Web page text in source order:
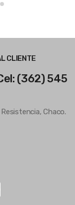
CLIENTE
(362) 545
Chaco.